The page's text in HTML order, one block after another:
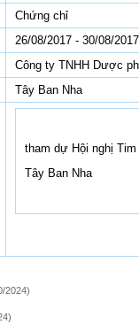
Chứng chỉ
26/08/2017 - 30/08/2017
Công ty TNHH Dược
Tây Ban Nha
tham dự Hội nghị
Tây Ban Nha
2024)